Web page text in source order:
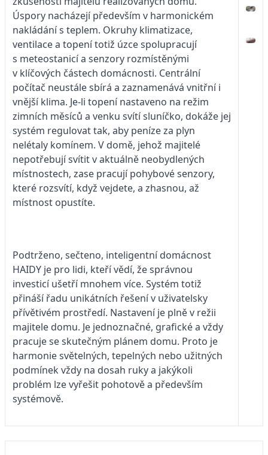
Úspory nacházejí především v harmonickém
nakládání s teplem. Okruhy klimatizace,
ventilace a topení totiž úzce spolupracují
s meteostanicí a senzory rozmístěnými
v klíčových částech domácnosti. Centrální
počítač neustále sbírá a zaznamenává vnitřní i
vnější klima. Je-li topení nastaveno na režim
zimních měsíců a venku svítí sluníčko, dokáže jej
systém regulovat tak, aby peníze za plyn
nelétaly komínem. V domě, jehož majitelé
nepotřebují svítit v aktuálně neobydlených
místnostech, zase pracují pohybové senzory,
které rozsvítí, když vejdete, a zhasnou, až
místnost opustíte.
Podtrženo, sečteno, inteligentní domácnost
HAIDY je pro lidi, kteří vědí, že správnou
investicí ušetří mnohem více. Systém totiž
přináší řadu unikátních řešení v uživatelsky
přívětivém prostředí. Nastavení je plně v režii
majitele domu. Je jednoznačné, grafické a vždy
pracuje se skutečným plánem domu. Proto je
harmonie světelných, tepelných nebo užitných
podmínek vždy na dosah ruky a jakýkoli
problém lze vyřešit pohotově a především
systémově.